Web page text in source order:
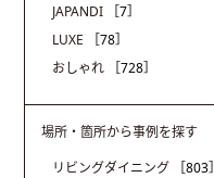
JAPANDI
［7］
LUXE
［78］
おしゃれ
［728］
場所・箇所から事例を探す
リビングダイニング
［803］